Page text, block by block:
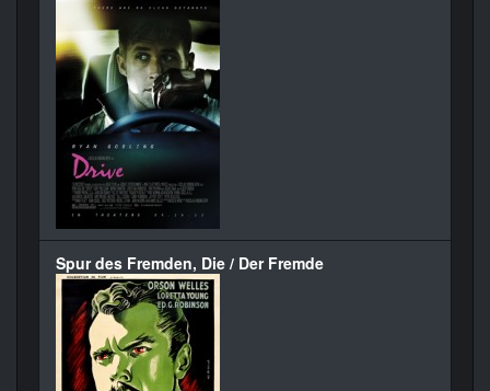
Spur des Fremden, Die / Der Fremde